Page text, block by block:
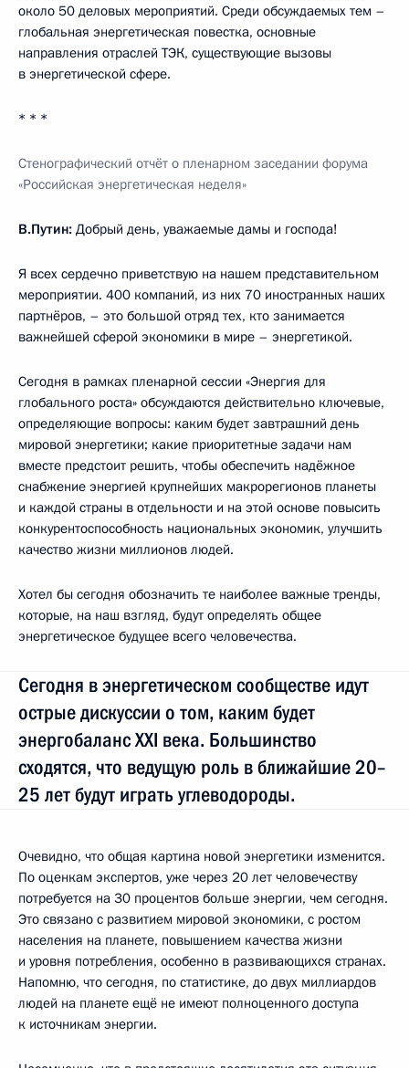
около 50 деловых мероприятий. Среди обсуждаемых тем –
глобальная энергетическая повестка, основные
направления отраслей ТЭК, существующие вызовы
в энергетической сфере.
* * *
Стенографический отчёт о пленарном заседании форума
«Российская энергетическая неделя»
В.Путин: Добрый день, уважаемые дамы и господа!
Я всех сердечно приветствую на нашем представительном
мероприятии. 400 компаний, из них 70 иностранных наших
партнёров, – это большой отряд тех, кто занимается
важнейшей сферой экономики в мире – энергетикой.
Сегодня в рамках пленарной сессии «Энергия для
глобального роста» обсуждаются действительно ключевые,
определяющие вопросы: каким будет завтрашний день
мировой энергетики; какие приоритетные задачи нам
вместе предстоит решить, чтобы обеспечить надёжное
снабжение энергией крупнейших макрорегионов планеты
и каждой страны в отдельности и на этой основе повысить
конкурентоспособность национальных экономик, улучшить
качество жизни миллионов людей.
Хотел бы сегодня обозначить те наиболее важные тренды,
которые, на наш взгляд, будут определять общее
энергетическое будущее всего человечества.
Сегодня в энергетическом сообществе идут
острые дискуссии о том, каким будет
энергобаланс XXI века. Большинство
сходятся, что ведущую роль в ближайшие 20–
25 лет будут играть углеводороды.
Очевидно, что общая картина новой энергетики изменится.
По оценкам экспертов, уже через 20 лет человечеству
потребуется на 30 процентов больше энергии, чем сегодня.
Это связано с развитием мировой экономики, с ростом
населения на планете, повышением качества жизни
и уровня потребления, особенно в развивающихся странах.
Напомню, что сегодня, по статистике, до двух миллиардов
людей на планете ещё не имеют полноценного доступа
к источникам энергии.